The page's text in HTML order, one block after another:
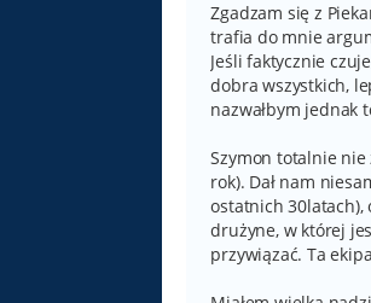
Zgadzam się z
trafia do mnie
Jeśli faktycznie
dobra wszystkich,
nazwałbym jednak
Szymon totalnie
rok). Dał nam
ostatnich
drużyne, w której
przywiązać. Ta